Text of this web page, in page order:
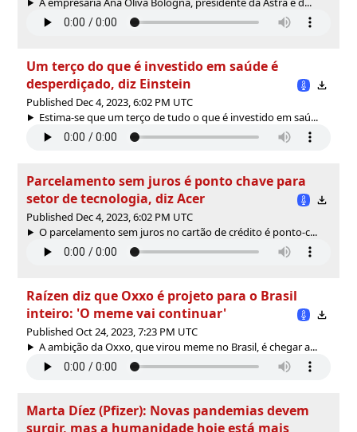
Um terço do que é investido em saúde é
desperdiçado, diz Einstein
Published Dec 4, 2023, 6:02 PM UTC
Estima-se que um terço de tudo o que é investido em saú...
Parcelamento sem juros é ponto chave para
setor de tecnologia, diz Acer
Published Dec 4, 2023, 6:02 PM UTC
O parcelamento sem juros no cartão de crédito é ponto-c...
Raízen diz que Oxxo é projeto para o Brasil
inteiro: 'O meme vai continuar'
Published Oct 24, 2023, 7:23 PM UTC
A ambição da Oxxo, que virou meme no Brasil, é chegar a...
Marta Díez (Pfizer): Novas pandemias devem
surgir, mas a humanidade hoje está mais